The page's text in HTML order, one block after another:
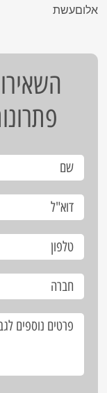
אלוםעשת